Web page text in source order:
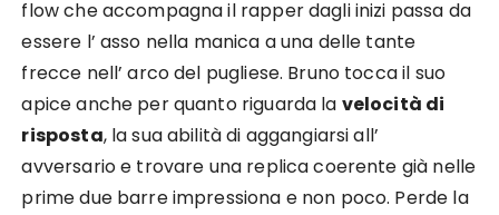
flow che accompagna il rapper dagli inizi passa da
essere l’ asso nella manica a una delle tante
frecce nell’ arco del pugliese. Bruno tocca il suo
apice anche per quanto riguarda la velocità di
risposta, la sua abilità di aggangiarsi all’
avversario e trovare una replica coerente già nelle
prime due barre impressiona e non poco. Perde la